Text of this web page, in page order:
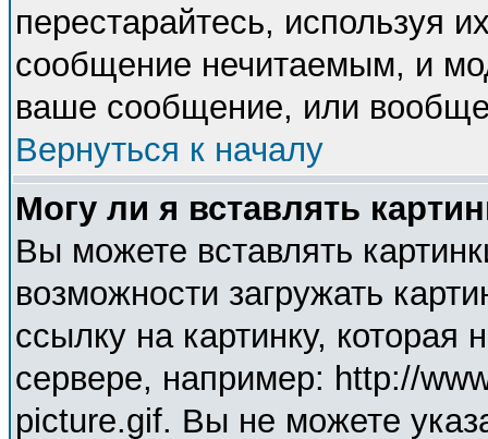
перестарайтесь, используя
сообщение нечитаемым, и
ваше сообщение, или вообще
Вернуться к началу
Могу ли я вставлять
Вы можете вставлять
возможности загружать
ссылку на картинку,
сервере, например: http://
picture.gif. Вы не можете